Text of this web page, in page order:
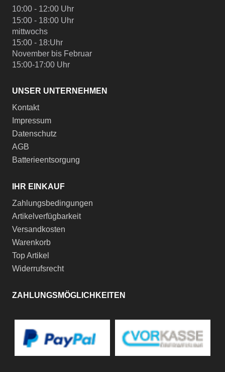
10:00 - 12:00 Uhr
15:00 - 18:00 Uhr
mittwochs
15:00 - 18:Uhr
November bis Februar
15:00-17:00 Uhr
UNSER UNTERNEHMEN
Kontakt
Impressum
Datenschutz
AGB
Batterieentsorgung
IHR EINKAUF
Zahlungsbedingungen
Artikelverfügbarkeit
Versandkosten
Warenkorb
Top Artikel
Widerrufsrecht
ZAHLUNGSMÖGLICHKEITEN